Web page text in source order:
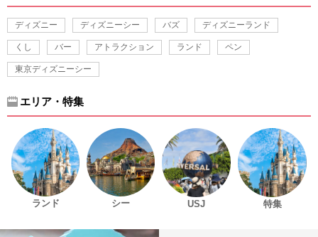
ディズニー ディズニーシー バズ ディズニーランド
くし バー アトラクション ランド ペン
東京ディズニーシー
エリア・特集
ランド シー USJ 特集